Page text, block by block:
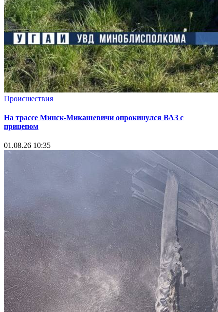
Происшествия
На трассе Минск-Микашевичи опрокинулся ВАЗ с
прицепом
01.08.26 10:35